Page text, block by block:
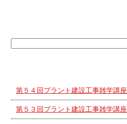
第５４回プラント建設工事雑学講座
第５３回プラント建設工事雑学講座